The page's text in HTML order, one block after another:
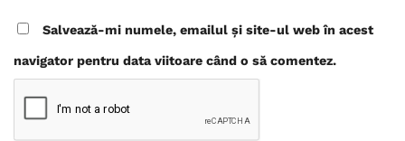
Salvează-mi numele, emailul și site-ul web în acest
navigator pentru data viitoare când o să comentez.